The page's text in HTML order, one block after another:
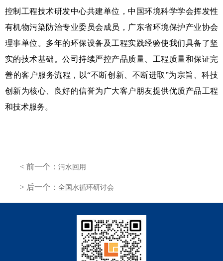
控制工程技术研发中心共建单位，中国环境科学学会挥发性
有机物污染防治专业委员会成员，广东省环境保护产业协会
理事单位。多年的环保设备及工程实践经验使我们具备了坚
实的技术基础。公司持续严控产品质量、工程质量和保证完
善的客户服务流程，以“不断创新、不断进取”为宗旨、科技
创新为核心、良好的信誉为广大客户朋友提供优质产品工程
和技术服务。
< 前一个： 污水回用
> 后一个： 全国水循环研讨会